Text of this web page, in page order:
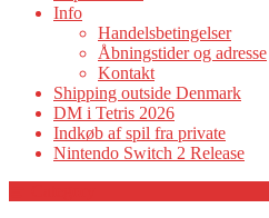
Info
Handelsbetingelser
Åbningstider og adresse
Kontakt
Shipping outside Denmark
DM i Tetris 2026
Indkøb af spil fra private
Nintendo Switch 2 Release